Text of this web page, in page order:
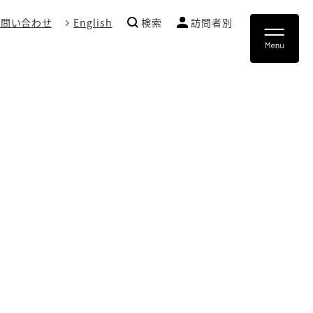
い合わせ English 検索 訪問者別